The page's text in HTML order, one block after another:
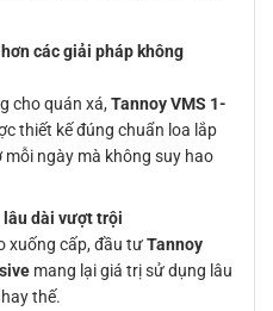
các giải pháp không
cho quán xá, Tannoy VMS 1-
thiết kế đúng chuẩn loa lắp
ngày mà không suy hao
lâu dài vượt trội
xuống cấp, đầu tưTannoy
mang lại giá trị sử dụng lâu
thế.